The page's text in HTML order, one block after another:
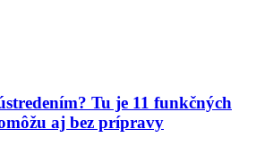
Tu je 11 funkčných
aj bez prípravy